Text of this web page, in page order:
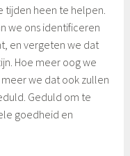
heen te helpen.
we ons identificeren
en vergeten we dat
Hoe meer oog we
we dat ook zullen
Geduld om te
goedheid en